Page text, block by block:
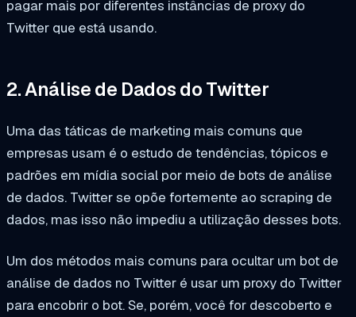
pagar mais por diferentes instâncias de proxy do
Twitter que está usando.
2. Análise de Dados do Twitter
Uma das táticas de marketing mais comuns que
empresas usam é o estudo de tendências, tópicos e
padrões em mídia social por meio de bots de análise
de dados. Twitter se opõe fortemente ao scraping de
dados, mas isso não impediu a utilização desses bots.
Um dos métodos mais comuns para ocultar um bot de
análise de dados no Twitter é usar um proxy do Twitter
para encobrir o bot. Se, porém, você for descoberto e